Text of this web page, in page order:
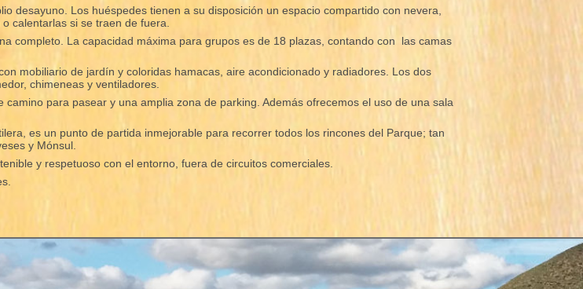
desayuno. Los huéspedes tienen a su disposición un espacio compartido con nevera,
calentarlas si se traen de fuera.
completo. La capacidad máxima para grupos es de 18 plazas, contando con las camas
mobiliario de jardín y coloridas hamacas, aire acondicionado y radiadores. Los dos
chimeneas y ventiladores.
para pasear y una amplia zona de parking. Además ofrecemos el uso de una sala
es un punto de partida inmejorable para recorrer todos los rincones del Parque; tan
y Mónsul.
y respetuoso con el entorno, fuera de circuitos comerciales.